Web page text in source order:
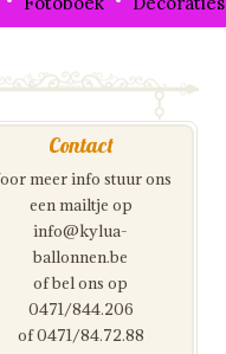
Contact
meer info stuur ons
een mailtje op
info@kylua-
ballonnen.be
of bel ons op
0471/844.206
of 0471/84.72.88